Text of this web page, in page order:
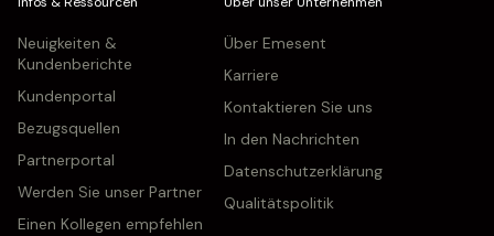
Neuigkeiten &
Kundenberichte
Kundenportal
Bezugsquellen
Partnerportal
Werden Sie unser Partner
Einen Kollegen empfehlen
Über Emesent
Karriere
Kontaktieren Sie uns
In den Nachrichten
Datenschutzerklärung
Qualitätspolitik